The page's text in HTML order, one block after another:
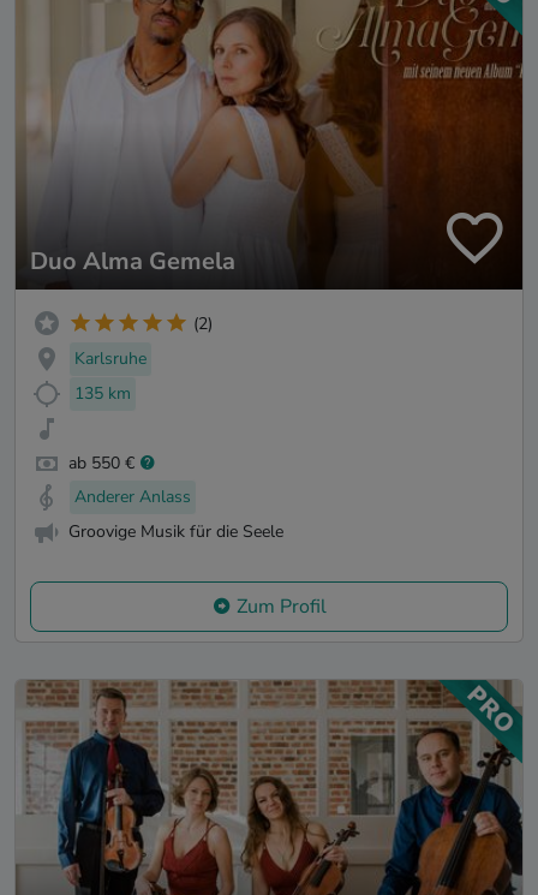
Duo Alma Gemela
(2)
Karlsruhe
135 km
ab 550 €
Anderer Anlass
Groovige Musik für die Seele
Zum Profil